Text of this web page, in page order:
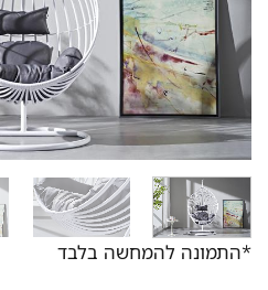
*התמונה להמחשה בלבד